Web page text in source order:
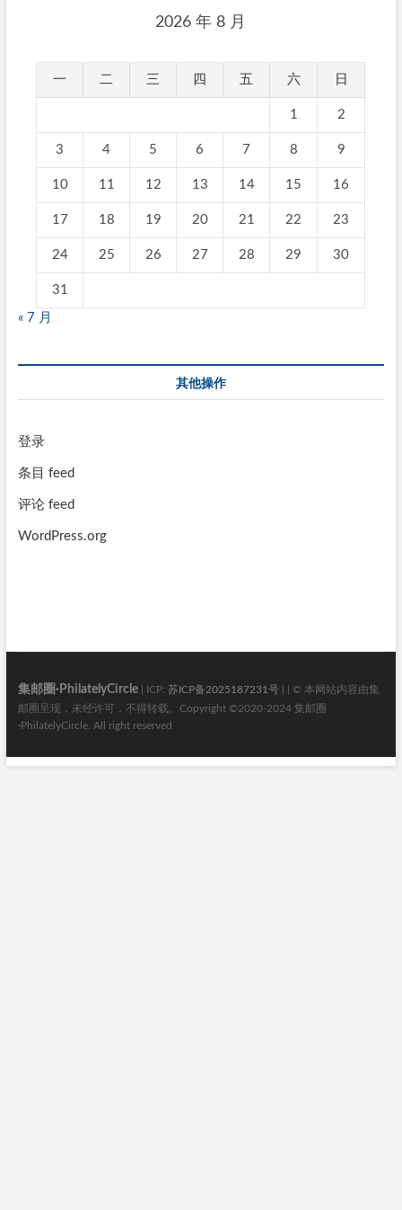
2026 年 8 月
一 二 三 四 五 六 日
1 2
3 4 5 6 7 8 9
10 11 12 13 14 15 16
17 18 19 20 21 22 23
24 25 26 27 28 29 30
31
« 7 月
其他操作
登录
条目 feed
评论 feed
WordPress.org
集邮圈·PhilatelyCircle| ICP: 苏ICP备2025187231号| | © 本网站内容由集
邮圈呈现，未经许可，不得转载。Copyright ©2020-2024 集邮圈
·PhilatelyCircle. All right reserved